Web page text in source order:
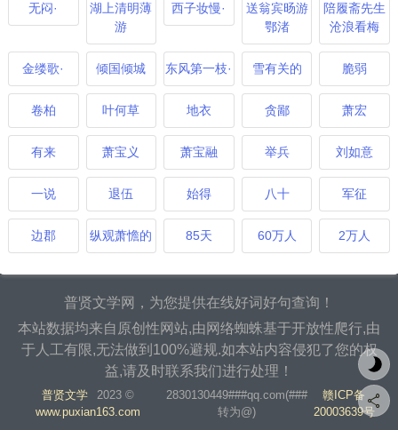
无闷·
湖上清明薄
游
西子妆慢·
送翁宾旸游
鄂渚
陪履斋先生
沧浪看梅
金缕歌· 倾国倾城 东风第一枝· 雪有关的 脆弱
卷柏 叶何草 地衣 贪鄙 萧宏
有来 萧宝义 萧宝融 举兵 刘如意
一说 退伍 始得 八十 军征
边郡 纵观萧憺的 85天 60万人 2万人
普贤文学网，为您提供在线好词好句查询！
本站数据均来自原创性网站,由网络蜘蛛基于开放性爬行,由
于人工有限,无法做到100%避规.如本站内容侵犯了您的权
益,请及时联系我们进行处理！
普贤文学
2023 ©
www.puxian163.com
2830130449###qq.com(###
转为@)
赣ICP备
20003639号